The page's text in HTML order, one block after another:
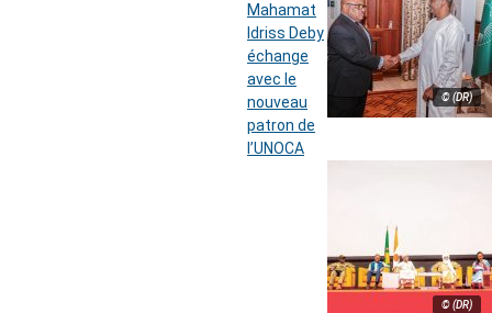
© (DR)
Mahamat
Idriss Deby
échange
avec le
nouveau
patron de
l’UNOCA
© (DR)